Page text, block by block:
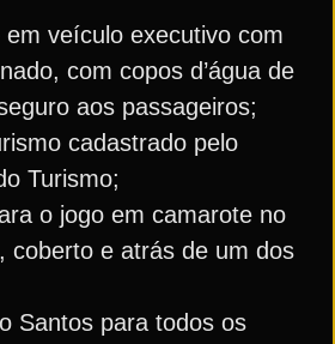
em veículo executivo com
com copos d’água de
aos passageiros;
cadastrado pelo
Turismo;
o jogo em camarote no
coberto e atrás de um dos
Santos para todos os